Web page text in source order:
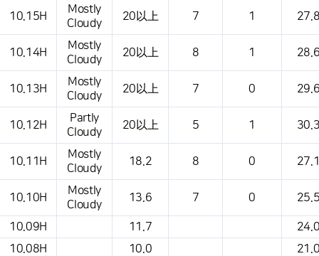
10.15H
Mostly
Cloudy
20以上 7 1
10.14H
Mostly
Cloudy
20以上 8 1
10.13H
Mostly
Cloudy
20以上 7 0
10.12H
Partly
Cloudy
20以上 5 1
10.11H
Mostly
Cloudy
18.2 8 0
10.10H
Mostly
Cloudy
13.6 7 0
10.09H 11.7
10.08H
10.0